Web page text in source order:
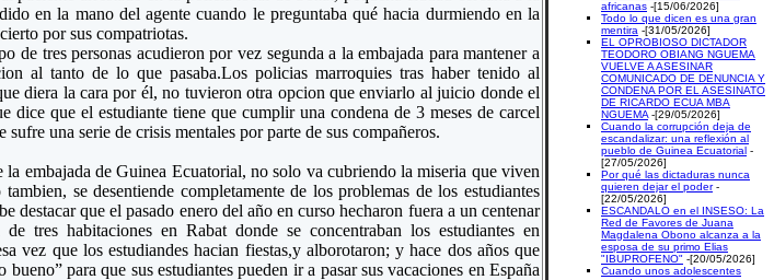
en la mano del agente cuando le preguntaba qué hacia durmiendo en la
por sus compatriotas.
de tres personas acudieron por vez segunda a la embajada para mantener a
al tanto de lo que pasaba.Los policias marroquies tras haber tenido al
diera la cara por él, no tuvieron otra opcion que enviarlo al juicio donde el
dice que el estudiante tiene que cumplir una condena de 3 meses de carcel
sufre una serie de crisis mentales por parte de sus compañeros.
embajada de Guinea Ecuatorial, no solo va cubriendo la miseria que viven
se desentiende completamente de los problemas de los estudiantes
destacar que el pasado enero del año en curso hecharon fuera a un centenar
tres habitaciones en Rabat donde se concentraban los estudiantes en
vez que los estudiandes hacian fiestas,y alborotaron; y hace dos años que
para que sus estudiantes pueden ir a pasar sus vacaciones en España
africanas -[15/06/2026]
Todo lo que dicen es una gran
mentira -[31/05/2026]
EL OPROBIOSO DICTADOR
TEODORO OBIANG NGUEMA
VUELVE A ASESINAR
COMUNICADO DE DENUNCIA Y
CONDENA POR EL ASESINATO
DE RICARDO ECUA MBA
NGUEMA -[29/05/2026]
Cuando la corrupción deja de
escandalizar: una reflexión al
pueblo de Guinea Ecuatorial -
[27/05/2026]
Por qué las dictaduras nunca
quieren dejar el poder -
[22/05/2026]
ESCANDALO en el INSESO: La
Red de Favores de Juana
Magdalena Obono alcanza a la
esposa de su primo Elias
"IBUPROFENO" -[20/05/2026]
Cuando unos adolescentes